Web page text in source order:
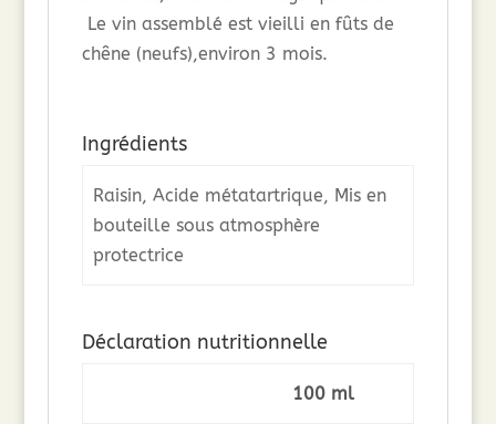
Le vin assemblé est vieilli en fûts de
chêne (neufs),environ 3 mois.
Ingrédients
Raisin, Acide métatartrique, Mis en
bouteille sous atmosphère
protectrice
Déclaration nutritionnelle
100 ml